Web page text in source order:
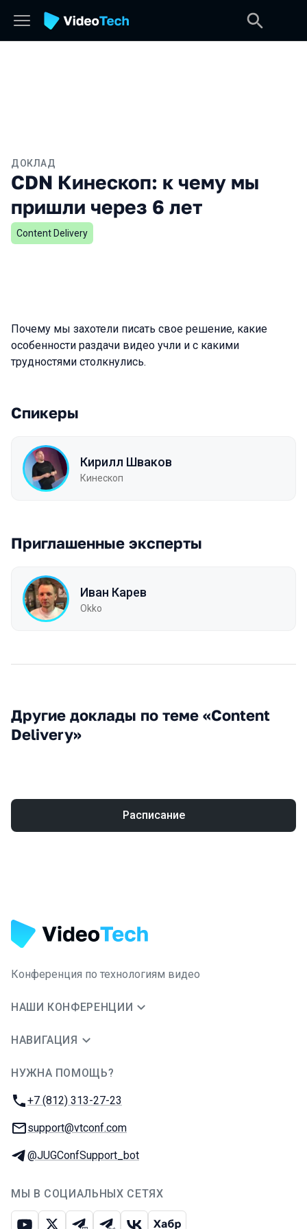
ДОКЛАД
CDN Кинескоп: к чему мы
пришли через 6 лет
Content Delivery
Почему мы захотели писать свое решение, какие
особенности раздачи видео учли и с какими
трудностями столкнулись.
Спикеры
Кирилл Шваков
Кинескоп
Приглашенные эксперты
Иван Карев
Okko
Другие доклады по теме «Content
Delivery»
Расписание
Конференция по технологиям видео
НАШИ КОНФЕРЕНЦИИ
НАВИГАЦИЯ
НУЖНА ПОМОЩЬ?
Телефон:
+7 (812) 313-27-23
E-mail:
support@vtconf.com
Телеграм:
@JUGConfSupport_bot
МЫ В СОЦИАЛЬНЫХ СЕТЯХ